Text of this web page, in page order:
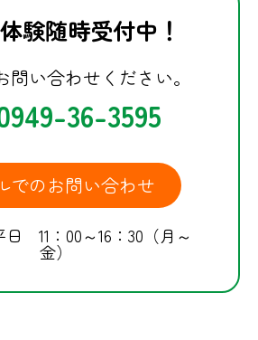
験随時受付中！
問い合わせください。
36-3595
でのお問い合わせ
11：00～16：30（月～
金）